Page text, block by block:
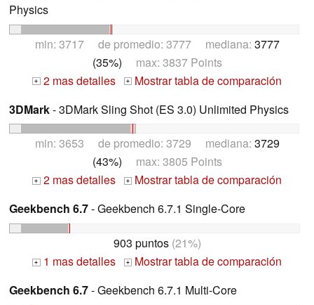
Physics
min: 3717 de promedio: 3777 mediana: 3777
(35%) max: 3837 Points
+ 2 mas detalles +
Mostrar tabla de comparación
3DMark- 3DMark Sling Shot (ES 3.0) Unlimited Physics
min: 3653 de promedio: 3729 mediana: 3729
(43%) max: 3805 Points
+ 2 mas detalles +
Mostrar tabla de comparación
Geekbench 6.7- Geekbench 6.7.1 Single-Core
903 puntos(21%)
+ 1 mas detalles +
Mostrar tabla de comparación
Geekbench 6.7- Geekbench 6.7.1 Multi-Core